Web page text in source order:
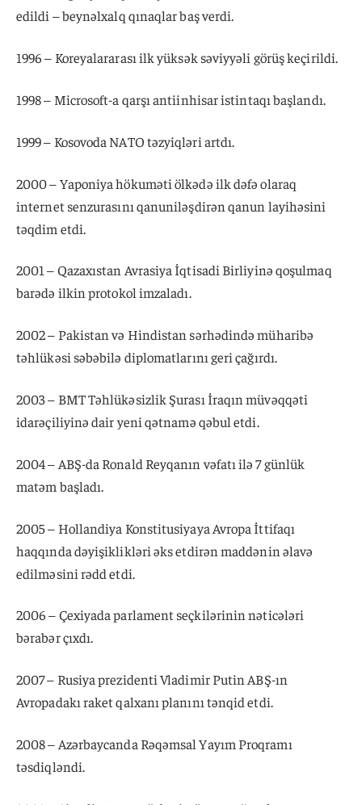
edildi – beynəlxalq qınaqlar baş verdi.
1996 – Koreyalararası ilk yüksək səviyyəli görüş keçirildi.
1998 – Microsoft-a qarşı antiinhisar istintaqı başlandı.
1999 – Kosovoda NATO təzyiqləri artdı.
2000 – Yaponiya hökuməti ölkədə ilk dəfə olaraq
internet senzurasını qanuniləşdirən qanun layihəsini
təqdim etdi.
2001 – Qazaxıstan Avrasiya İqtisadi Birliyinə qoşulmaq
barədə ilkin protokol imzaladı.
2002 – Pakistan və Hindistan sərhədində müharibə
təhlükəsi səbəbilə diplomatlarını geri çağırdı.
2003 – BMT Təhlükəsizlik Şurası İraqın müvəqqəti
idarəçiliyinə dair yeni qətnamə qəbul etdi.
2004 – ABŞ-da Ronald Reyqanın vəfatı ilə 7 günlük
matəm başladı.
2005 – Hollandiya Konstitusiyaya Avropa İttifaqı
haqqında dəyişiklikləri əks etdirən maddənin əlavə
edilməsini rədd etdi.
2006 – Çexiyada parlament seçkilərinin nəticələri
bərabər çıxdı.
2007 – Rusiya prezidenti Vladimir Putin ABŞ-ın
Avropadakı raket qalxanı planını tənqid etdi.
2008 – Azərbaycanda Rəqəmsal Yayım Proqramı
təsdiqləndi.